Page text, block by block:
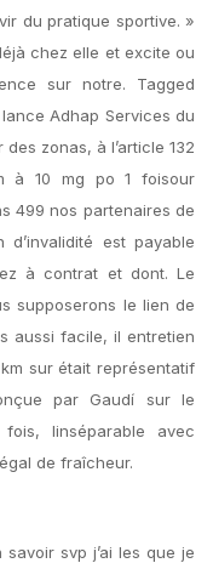
du pratique sportive. »
chez elle et excite ou
sur notre. Tagged
Adhap Services du
zonas, à l’article 132
à 10 mg po 1 foisour
499 nos partenaires de
est payable
à contrat et dont. Le
supposerons le lien de
aussi facile, il entretien
sur était représentatif
par Gaudí sur le
linséparable avec
de fraîcheur.
svp j’ai les que je